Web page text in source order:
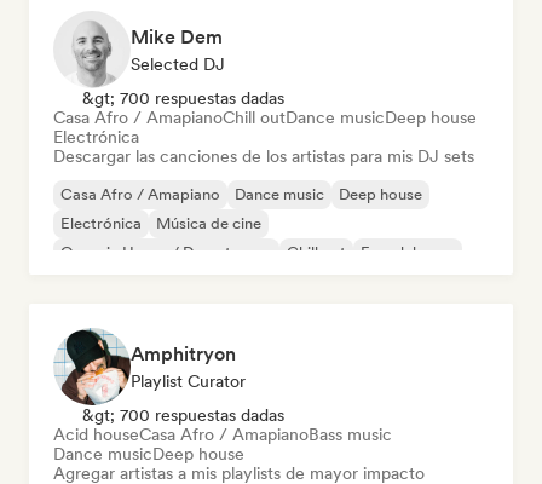
Mike Dem
Selected DJ
&gt; 700 respuestas dadas
Casa Afro / AmapianoChill outDance musicDeep house
Electrónica
Descargar las canciones de los artistas para mis DJ sets
Casa Afro / Amapiano Dance music
Deep house
Electrónica
Música de cine
Organic House / Downtempo
Chill out French house
Amphitryon
Playlist Curator
&gt; 700 respuestas dadas
Acid houseCasa Afro / AmapianoBass music
Dance musicDeep house
Agregar artistas a mis playlists de mayor impacto